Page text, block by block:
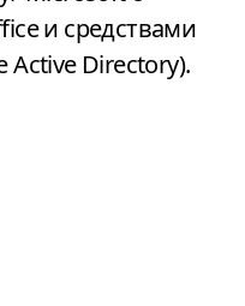
и средствами
Directory).